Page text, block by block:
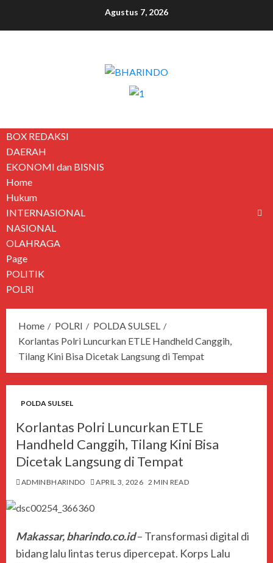
Agustus 7, 2026
BOX REDAKSI
DAERAH
EKONOMI dan BISNIS
Home
Hukum
INTERNASIONAL
NASIONAL
OLAHRAGA
Page
POLITIK
POLRI
Home POLRI
POLDA SULSEL
Korlantas Polri Luncurkan ETLE Handheld Canggih,
Tilang Kini Bisa Dicetak Langsung di Tempat
POLDA SULSEL
Korlantas Polri Luncurkan ETLE
Handheld Canggih, Tilang Kini Bisa
Dicetak Langsung di Tempat
ADMINBHARINDO APRIL 3, 2026 2 MIN READ
Makassar, bharindo.co.id– Transformasi digital di
bidang lalu lintas terus dipercepat. Korps Lalu